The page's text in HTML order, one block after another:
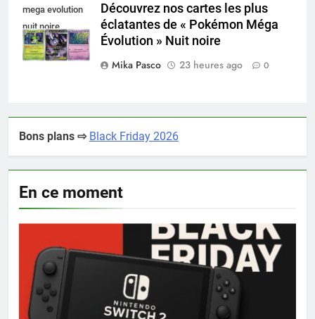
mega evolution
nuit noire
Découvrez nos cartes les plus
éclatantes de « Pokémon Méga
Évolution » Nuit noire
Mika Pasco
23 heures ago 0
Bons plans ⇨ Black Friday 2026
En ce moment